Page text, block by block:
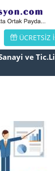
ÜCRETSİZ
ve